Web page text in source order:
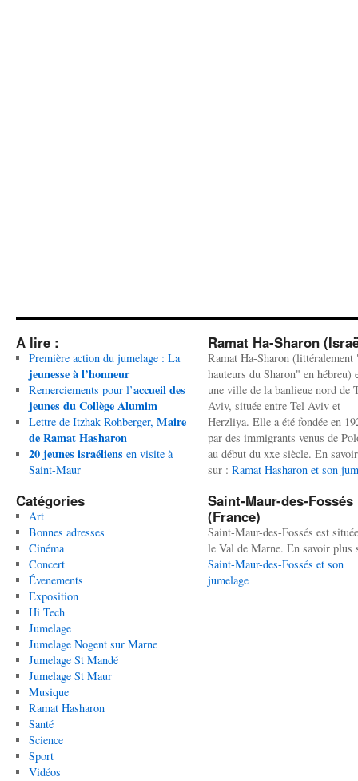
A lire :
Première action du jumelage : La
jeunesse à l’honneur
Remerciements pour l’accueil des
jeunes du Collège Alumim
Lettre de Itzhak Rohberger, Maire
de Ramat Hasharon
20 jeunes israéliens en visite à
Saint-Maur
Catégories
Art
Bonnes adresses
Cinéma
Concert
Évenements
Exposition
Hi Tech
Jumelage
Jumelage Nogent sur Marne
Jumelage St Mandé
Jumelage St Maur
Musique
Ramat Hasharon
Santé
Science
Sport
Vidéos
Ramat Ha-Sharon
Ramat Ha-Sharon (littéralement
hauteurs du Sharon" en hébreu)
une ville de la banlieue nord de
Aviv, située entre Tel Aviv et
Herzliya. Elle a été fondée en
par des immigrants venus de
au début du xxe siècle. En
sur : Ramat Hasharon et son
Saint-Maur-des-Fossés
(France)
Saint-Maur-des-Fossés est
le Val de Marne. En savoir plus
Saint-Maur-des-Fossés et son
jumelage